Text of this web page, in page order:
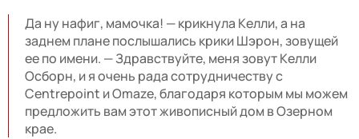
Да ну нафиг, мамочка! — крикнула Келли, а на
заднем плане послышались крики Шэрон, зовущей
ее по имени. — Здравствуйте, меня зовут Келли
Осборн, и я очень рада сотрудничеству с
Centrepoint и Omaze, благодаря которым мы можем
предложить вам этот живописный дом в Озерном
крае.